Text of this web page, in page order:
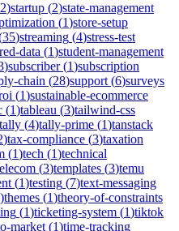
2)startup (2)state-management
(1)store-setup
35)streaming (4)stress-test
data (1)student-management
)subscriber(1)subscription
chain (28)support (6)surveys
(1)sustainable-ecommerce
(1)tableau (3)tailwind-css
tally (4)tally-prime (1)tanstack
)tax-compliance (3)taxation
(1)tech (1)technical
(3)templates (3)temu
(1)testing (7)text-messaging
)themes (1)theory-of-constraints
(1)ticketing-system (1)tiktok
market (1)time-tracking